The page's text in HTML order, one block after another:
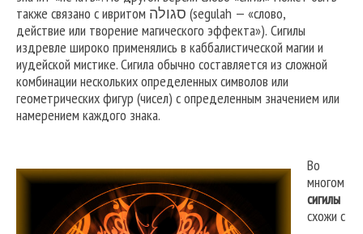
также связано с ивритом סגולה (segulah — «слово,
действие или творение магического эффекта»). Сигилы
издревле широко применялись в каббалистической магии и
иудейской мистике. Сигила обычно составляется из сложной
комбинации нескольких определенных символов или
геометрических фигур (чисел) с определенным значением или
намерением каждого знака.
Во
многом
сигилы
схожи с